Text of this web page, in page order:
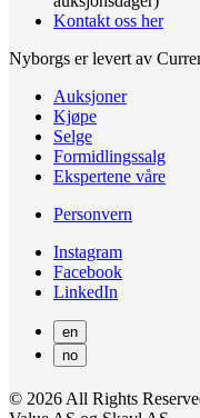
Kontakt oss her
Nyborgs er levert av
Auksjoner
Kjøpe
Selge
Formidlingssalg
Ekspertene våre
Personvern
Instagram
Facebook
LinkedIn
en
no
© 2026 All Rights